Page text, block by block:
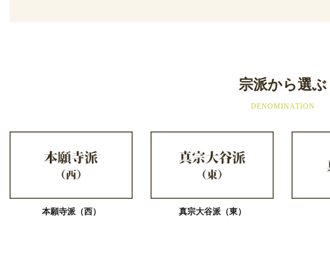
宗派から選ぶ
DENOMINATION
本願寺派（西） 真宗大谷派（東）